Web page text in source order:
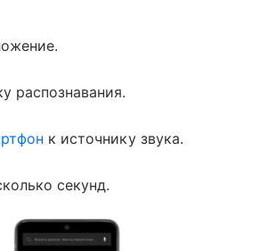
распознавания.
к источнику звука.
секунд.